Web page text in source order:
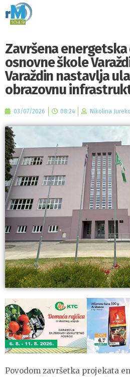
Završena energetska
osnovne škole
Varaždin nastavlja
obrazovnu
03/07/2026 08:24 Nikolina
Povodom završetka projekata